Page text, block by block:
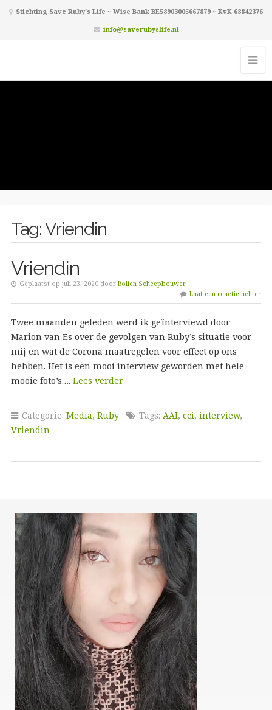
Stichting Save Ruby's Life ~ Wise Bank BE58903005667879 ~ KvK 68842376
info@saverubyslife.nl
Tag:Vriendin
Vriendin
Geplaatst op juli 23, 2020 door Rolien Scheepbouwer
Laat een reactie achter
Twee maanden geleden werd ik geïnterviewd door
Marion van Es over de gevolgen van Ruby’s situatie voor
mij en wat de Corona maatregelen voor effect op ons
hebben. Het is een mooi interview geworden met hele
mooie foto’s…. Lees verder
Categorie: Media, Ruby Tags: AAI, cci, interview,
Vriendin